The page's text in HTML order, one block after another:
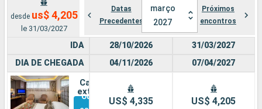
desde us$ 4,205
le 31/03/2027
Datas
Precedentes
março
2027
Próximos
encontros
IDA
DIA DE CHEGADA
Cabine
externa
Outras
28/10/2026
04/11/2026
US$ 4,335
31/03/2027
07/04/2027
US$ 4,205
Cidades Companhias
Pesquisar